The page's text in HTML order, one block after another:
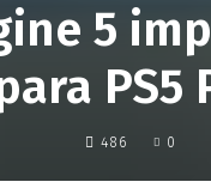
5
PS5
486 0